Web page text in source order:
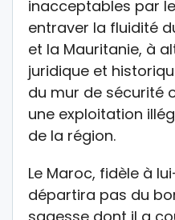
inacceptables par
entraver la fluidité
et la Mauritanie, à
juridique et
du mur de sécurité
une exploitation
de la région.
Le Maroc, fidèle à
départira pas du